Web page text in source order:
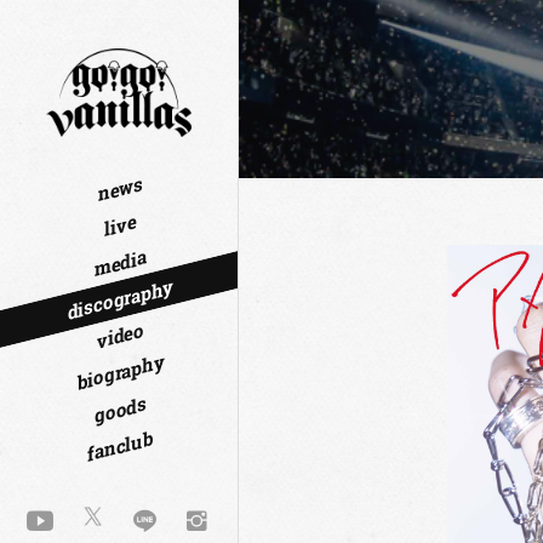
news
live
media
discography
video
biography
goods
fanclub